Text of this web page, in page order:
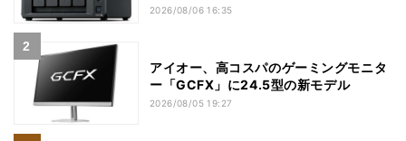
2026/08/06 16:35
アイオー、高コスパのゲーミングモニタ
ー「GCFX」に24.5型の新モデル
2026/08/05 19:27